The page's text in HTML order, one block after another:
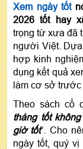
Xem ngày tốt
2026 tốt hay
trọng từ xưa đã
người Việt.
hợp kinh
dụng kết quả
làm cơ sở trước
Theo sách cổ
tháng tốt
giờ tốt”. Cho
ngày tốt, quý